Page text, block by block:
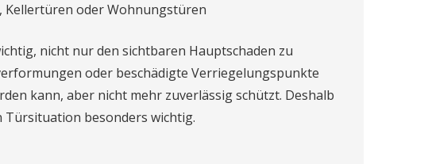
Kellertüren oder Wohnungstüren
nicht nur den sichtbaren Hauptschaden zu
oder beschädigte Verriegelungspunkte
kann, aber nicht mehr zuverlässig schützt. Deshalb
Türsituation besonders wichtig.